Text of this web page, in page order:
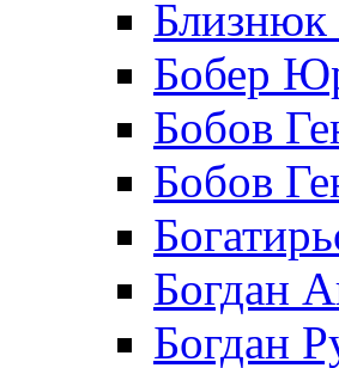
Близнюк
Бобер
Бобов
Бобов
Богдан
Богдан